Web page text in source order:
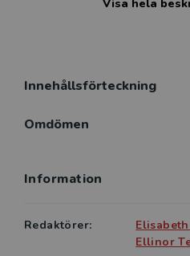
beskriva normmedvetna
kunskaps­­innehåll samt en ny
begrepp och perspektiv,
och sjukvårdsutbildningarna
inom samma sektor.
Visa hela
Innehållsförteckning
Omdömen
Information
Redaktörer:
Ellinor